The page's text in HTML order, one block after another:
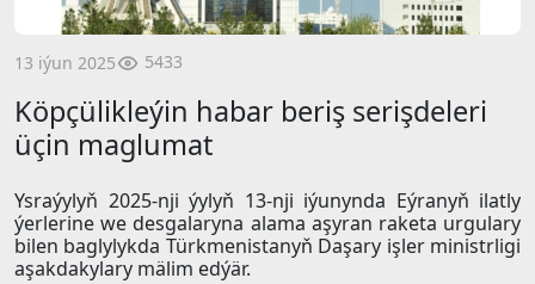
13 iýun 2025 5433
Köpçülikleýin habar beriş serişdeleri
üçin maglumat
Ysraýylyň 2025-nji ýylyň 13-nji iýunynda Eýranyň ilatly
ýerlerine we desgalaryna alama aşyran raketa urgulary
bilen baglylykda Türkmenistanyň Daşary işler ministrligi
aşakdakylary mälim edýär.